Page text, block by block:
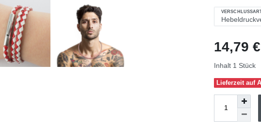
14,79
Inhalt 1 Stück
Lieferzeit auf